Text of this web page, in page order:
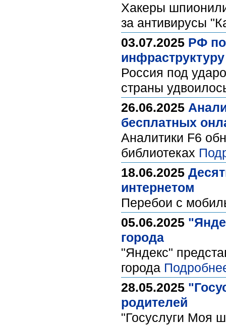
Хакеры
за антивирусы
03.07.2025 РФ
Россия под
страны
26.06.2025
бесплатных
Аналитики F6
библиотеках
18.06.2025
интернетом
Перебои с
05.06.2025
города
"Яндекс"
города
28.05.2025
родителей
"Госуслуги Моя